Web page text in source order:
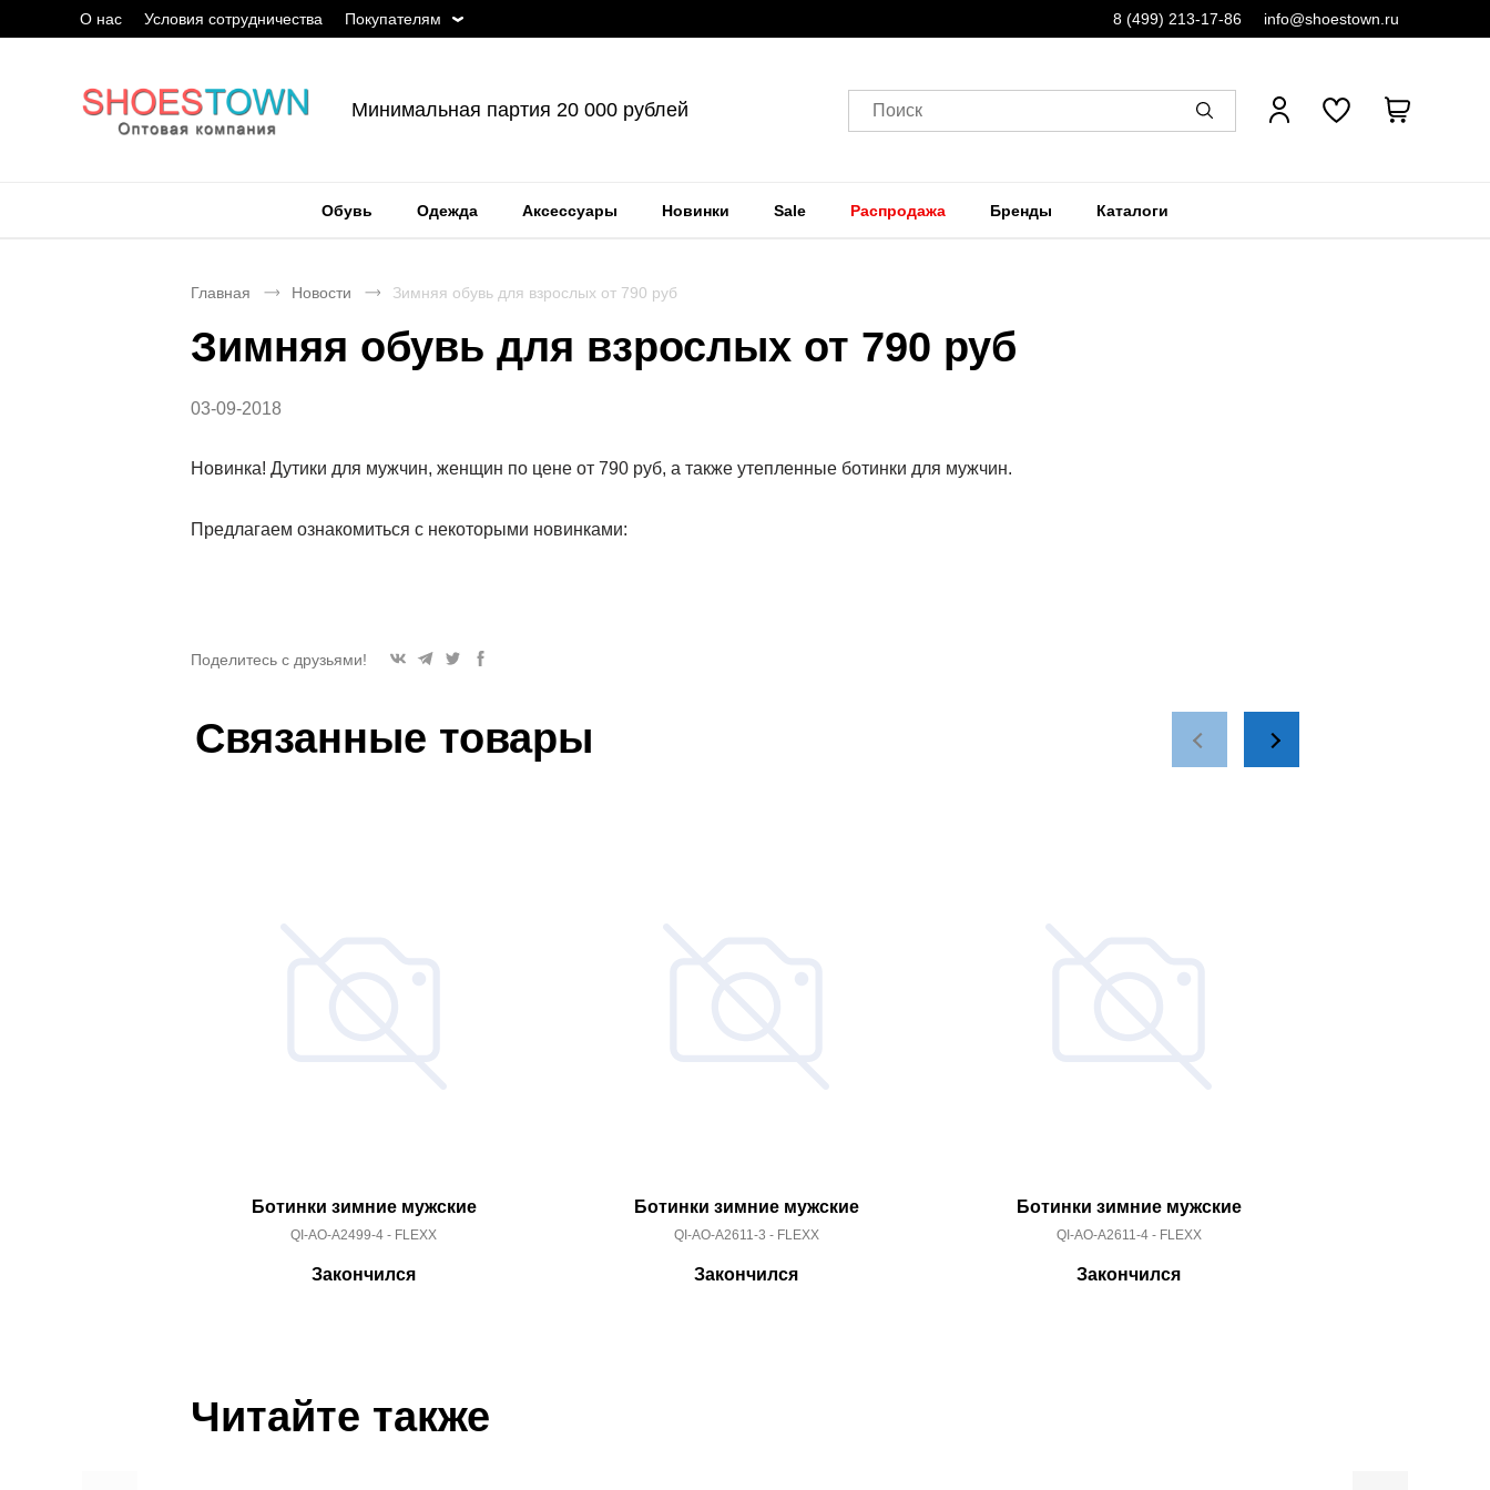
О нас Условия сотрудничества Покупателям 8 (499) 213-17-86 info@shoestown.ru
Минимальная партия 20 000 рублей Поиск
Обувь Одежда Аксессуары Новинки Sale Распродажа Бренды Каталоги
Главная Новости Зимняя обувь для взрослых от 790 руб
Зимняя обувь для взрослых от 790 руб
03-09-2018
Новинка! Дутики для мужчин, женщин по цене от 790 руб, а также утепленные ботинки для мужчин.
Предлагаем ознакомиться с некоторыми новинками:
Поделитесь с друзьями!
Связанные товары
Ботинки зимние мужские
QI-AO-A2499-4 - FLEXX
Закончился
Ботинки зимние мужские
QI-AO-A2611-3 - FLEXX
Закончился
Ботинки зимние мужские
QI-AO-A2611-4 - FLEXX
Закончился
Читайте также